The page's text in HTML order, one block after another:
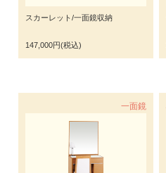
スカーレット/一面鏡収納
147,000円(税込)
一面鏡